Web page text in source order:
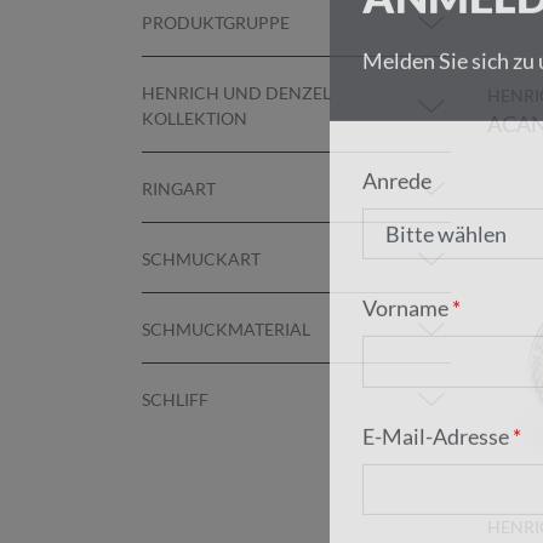
PRODUKTGRUPPE
HENRICH UND DENZEL
KOLLEKTION
RINGART
SCHMUCKART
SCHMUCKMATERIAL
SCHLIFF
Anrede
Vorname
E-Mail-Adresse